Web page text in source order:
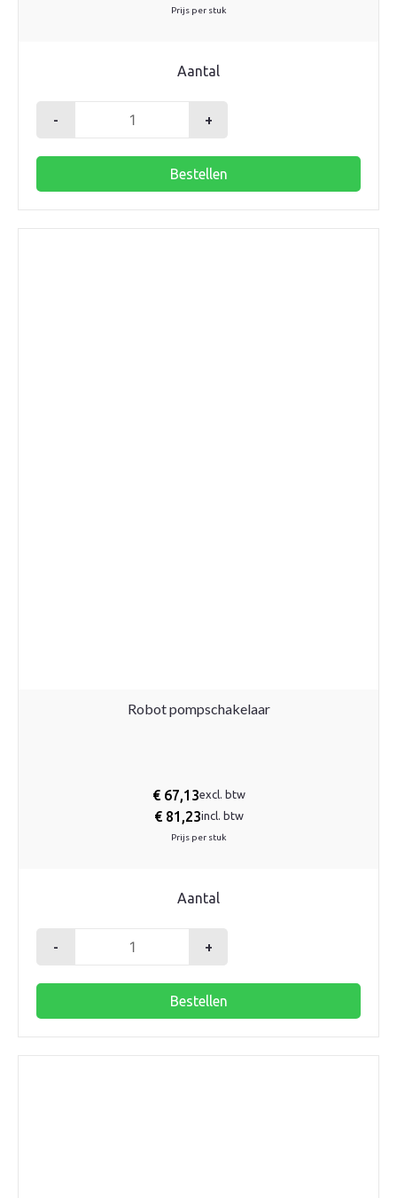
Prijs per stuk
Aantal
-
flowmeter
+
Bestellen
Robot pompschakelaar
€67,13excl. btw
€81,23incl. btw
Prijs per stuk
Aantal
-
pompschakelaar
+
Bestellen